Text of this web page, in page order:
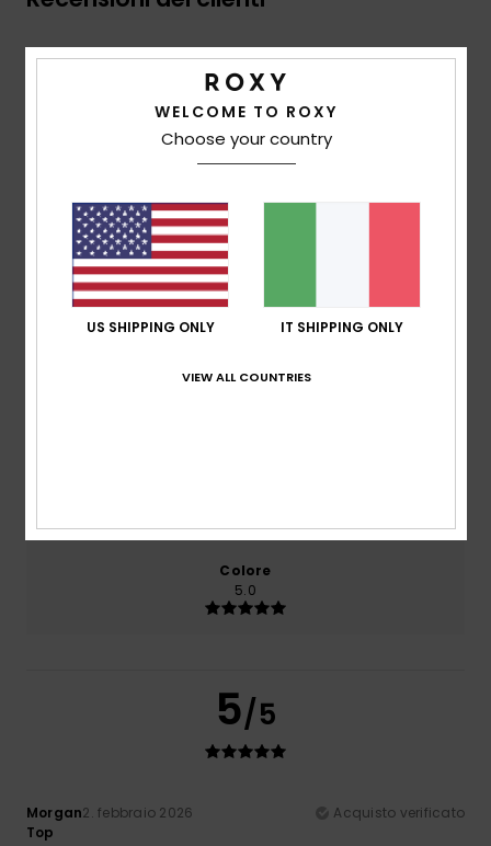
Punteggio medio
5.0/5
basato su3 recensioni verificate
dal novembre
Il 33% dei nostri clienti consiglia questo prodotto
Comfort
Colore
5.0
5/5
Morgan2. febbraio 2026
Acquisto verificato
Top
WELCOME TO ROXY
Choose your country
US SHIPPING ONLY IT SHIPPING ONLY
VIEW ALL COUNTRIES